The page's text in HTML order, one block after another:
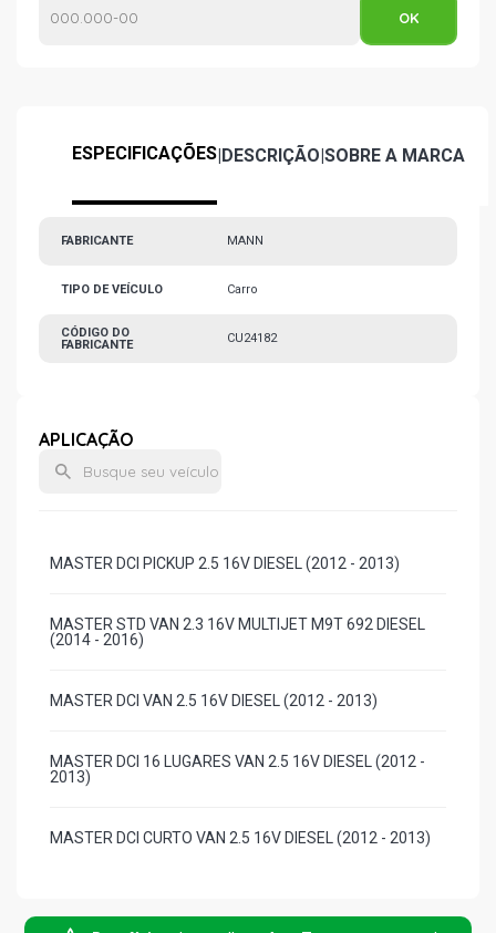
ESPECIFICAÇÕES|DESCRIÇÃO|SOBRE A MARCA
FABRICANTE MANN
TIPO DE VEÍCULO Carro
CÓDIGO DO
FABRICANTE
CU24182
APLICAÇÃO
MASTER DCI PICKUP 2.5 16V DIESEL (2012 - 2013)
MASTER STD VAN 2.3 16V MULTIJET M9T 692 DIESEL
(2014 - 2016)
MASTER DCI VAN 2.5 16V DIESEL (2012 - 2013)
MASTER DCI 16 LUGARES VAN 2.5 16V DIESEL (2012 -
2013)
MASTER DCI CURTO VAN 2.5 16V DIESEL (2012 - 2013)